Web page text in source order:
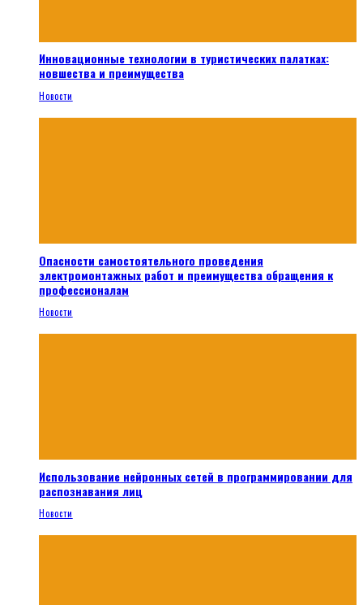
Инновационные технологии в туристических палатках:
новшества и преимущества
Новости
Опасности самостоятельного проведения
электромонтажных работ и преимущества обращения к
профессионалам
Новости
Использование нейронных сетей в программировании для
распознавания лиц
Новости